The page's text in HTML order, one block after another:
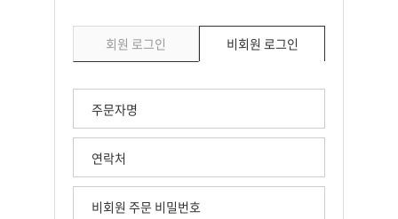
회원 로그인 비회원 로그인